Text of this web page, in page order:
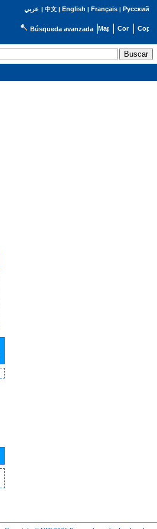
عربي | 中文| English | Français| Русский
Búsqueda avanzada